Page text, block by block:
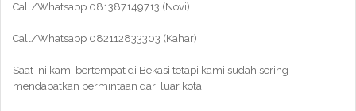
Call/Whatsapp 081387149713 (Novi)
Call/Whatsapp 082112833303 (Kahar)
Saat ini kami bertempat di Bekasi tetapi kami sudah sering
mendapatkan permintaan dari luar kota.